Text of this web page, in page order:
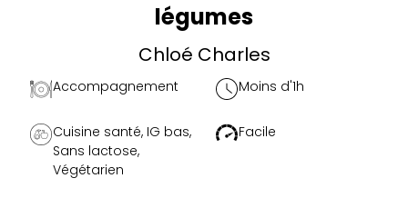
légumes
Chloé Charles
Accompagnement Moins d'1h
Cuisine santé, IG bas,
Sans lactose,
Végétarien
Facile